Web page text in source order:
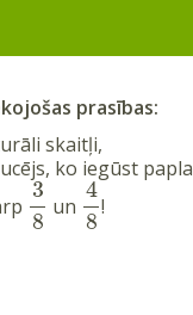
prasības:
skaitļi,
ko iegūst
3
8
un
4
8
!